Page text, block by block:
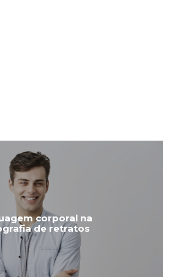
corporal na
de retratos